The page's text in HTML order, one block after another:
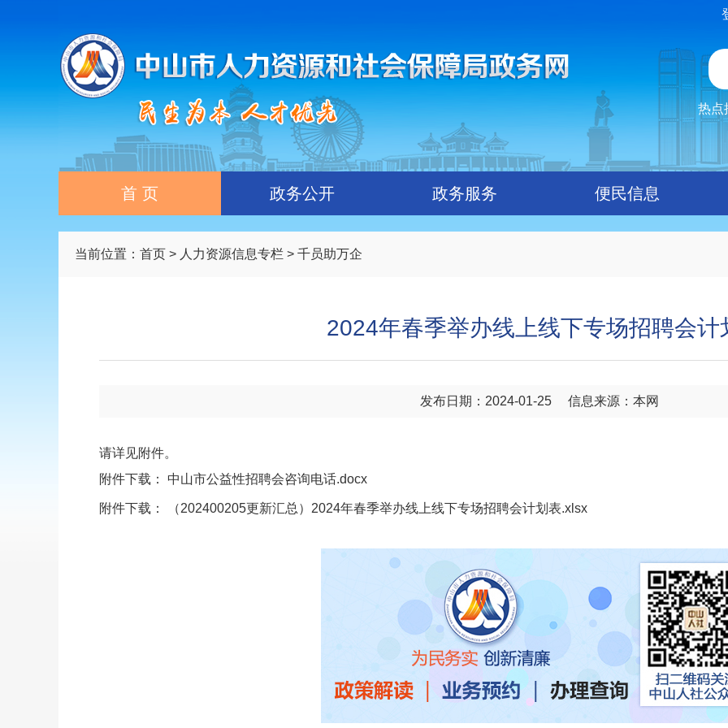
热点
首 页 政务公开 政务服务 便民信息
当前位置： 首页 > 人力资源信息专栏 > 千员助万企
2024年春季举办线上线下专场招聘会计
发布日期：2024-01-25 信息来源：本网
请详见附件。
附件下载： 中山市公益性招聘会咨询电话.docx
附件下载： （202400205更新汇总）2024年春季举办线上线下专场招聘会计划表.xlsx